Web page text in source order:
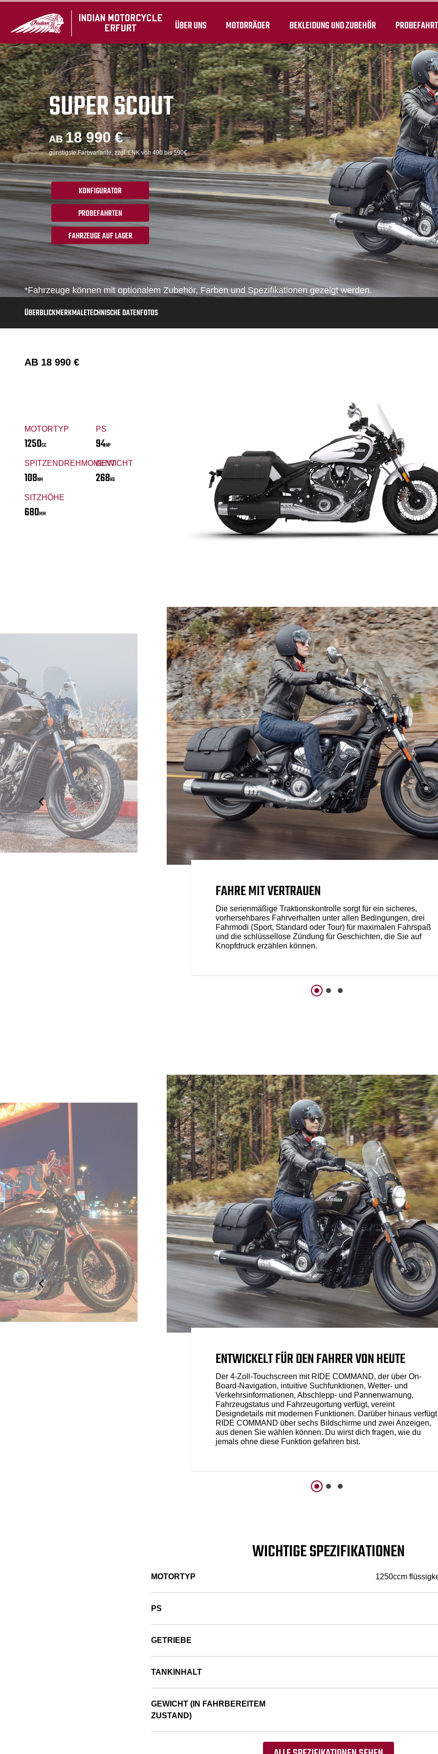
ÜBER UNS MOTORRÄDER BEKLEIDUNG UND ZUBEHÖR
SUPER SCOUT
AB18 990 €
günstigste Farbvariante, zzgl. LNK von 490 bis 590€
KONFIGURATOR
PROBEFAHRTEN
FAHRZEUGE AUF LAGER
*Fahrzeuge können mit optionalem Zubehör, Farben und Spezifikationen gezeigt werden.
ÜBERBLICKMERKMALETECHNISCHE DATENFOTOS
AB 18 990 €
MOTORTYP
1250CC
PS
94HP
SPITZENDREHMOMENT
108NM
GEWICHT
268KG
SITZHÖHE
680MM
FAHRE MIT VERTRAUEN
Die serienmäßige Traktionskontrolle sorgt für ein sicheres,
vorhersehbares Fahrverhalten unter allen Bedingungen, drei
Fahrmodi (Sport, Standard oder Tour) für maximalen Fahrspaß
und die schlüssellose Zündung für Geschichten, die Sie auf
Knopfdruck erzählen können.
ENTWICKELT FÜR DEN FAHRER VON HEUTE
Der 4-Zoll-Touchscreen mit RIDE COMMAND, der über On-
Board-Navigation, intuitive Suchfunktionen, Wetter- und
Verkehrsinformationen, Abschlepp- und Pannenwarnung,
Fahrzeugstatus und Fahrzeugortung verfügt, vereint
Designdetails mit modernen Funktionen. Darüber hinaus verfügt
RIDE COMMAND über sechs Bildschirme und zwei Anzeigen,
aus denen Sie wählen können. Du wirst dich fragen, wie du
jemals ohne diese Funktion gefahren bist.
WICHTIGE SPEZIFIKATIONEN
MOTORTYP 1250ccm
PS
GETRIEBE
TANKINHALT
GEWICHT (IN FAHRBEREITEM
ZUSTAND)